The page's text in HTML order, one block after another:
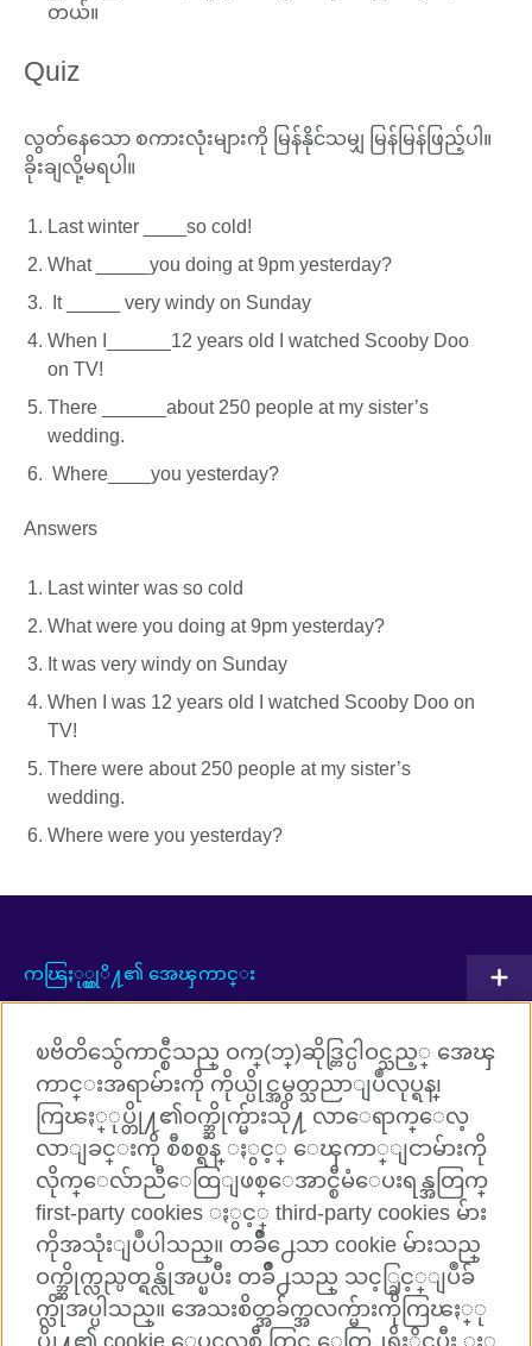
တယ်။
Quiz
လွတ်နေသော စကားလုံးများကို မြန်နိုင်သမျှ မြန်မြန်ဖြည့်ပါ။
ခိုးချလို့မရပါ။
Last winter ____so cold!
What _____you doing at 9pm yesterday?
It _____ very windy on Sunday​​
When I______12 years old I watched Scooby Doo
on TV!
There ______about 250 people at my sister’s
wedding.
Where____you yesterday?
Answers
Last winter was so cold
What were you doing at 9pm yesterday?
It was very windy on Sunday
When I was 12 years old I watched Scooby Doo on
TV!
There were about 250 people at my sister’s
wedding.
Where were you yesterday?
ကၽြႏု္ပ္တုိ႔၏ အေၾကာင္း
အဂၤလိပ္ဘာသာစကားသင္ၾကားျခင္း
ကြၽႏ္ုပ္တို႔ႏွင့္ ခ်ိတ္ဆက္ပါ
Facebook TikTok
British Council Global
ၿဗိတိသွ်ေကာင္စီသည္ ဝက္(ဘ္)ဆိုဒ္တြင္ပါဝင္သည့္ အေၾ
ကာင္းအရာမ်ားကို ကိုယ္ပိုင္အမွတ္သညာျပဳလုပ္ရန္၊
ကြၽႏ္ုပ္တို႔၏ဝက္ဘ္ဆိုက္မ်ားသို႔ လာေရာက္ေလ့
လာျခင္းကို စီစစ္ရန္ ႏွင့္ ေၾကာ္ျငာမ်ားကို
လိုက္ေလ်ာညီေထြျဖစ္ေအာင္စီမံေပးရန္အတြက္
first-party cookies ႏွင့္ third-party cookies မ်ား
ကိုအသုံးျပဳပါသည္။ တခ်ိဳ႕ေသာ cookie မ်ားသည္
ဝက္ဘ္ဆိုက္လည္ပတ္ရန္လိုအပ္ၿပီး တခ်ိဳ႕သည္ သင့္ခြင့္ျပဳခ်
က္လိုအပ္ပါသည္။ အေသးစိတ္အခ်က္အလက္မ်ားကိုကြၽႏ္ု
ပ္တို႔၏ cookie ေပၚလစီ တြင္ ေတြ႕ရွိႏိုင္ၿပီး ႏွ